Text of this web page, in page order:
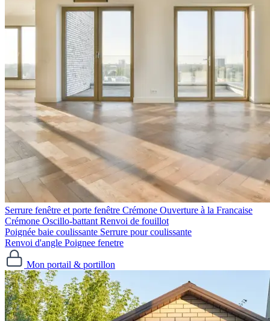
Serrure fenêtre et porte fenêtre Crémone Ouverture à la Francaise
Crémone Oscillo-battant Renvoi de fouillot
Poignée baie coulissante Serrure pour coulissante
Renvoi d'angle Poignee fenetre
Mon portail & portillon